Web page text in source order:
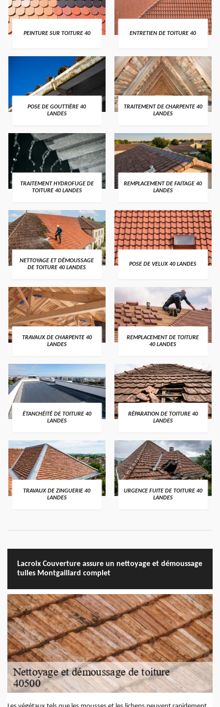
PEINTURE SUR TOITURE 40 ENTRETIEN DE TOITURE 40
POSE DE GOUTTIÈRE 40
LANDES
TRAITEMENT DE CHARPENTE 40
LANDES
TRAITEMENT HYDROFUGE DE
TOITURE 40 LANDES
REMPLACEMENT DE FAITAGE 40
LANDES
NETTOYAGE ET DÉMOUSSAGE
DE TOITURE 40 LANDES
POSE DE VELUX 40 LANDES
TRAVAUX DE CHARPENTE 40
LANDES
REMPLACEMENT DE TOITURE
40 LANDES
ÉTANCHÉITÉ DE TOITURE 40
LANDES
RÉPARATION DE TOITURE 40
LANDES
TRAVAUX DE ZINGUERIE 40
LANDES
URGENCE FUITE DE TOITURE 40
LANDES
Lacroix Couverture assure un nettoyage et démoussage
tuiles Montgaillard complet